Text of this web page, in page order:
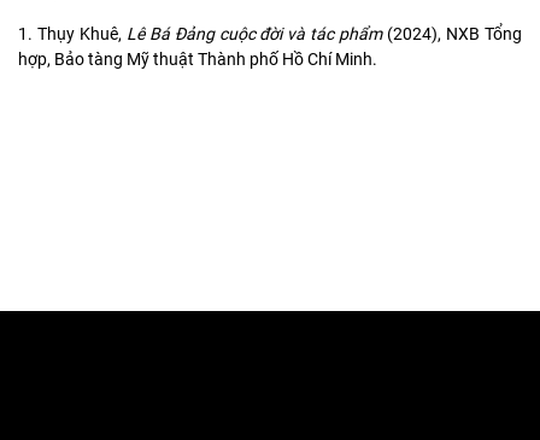
1. Thụy Khuê, Lê Bá Đảng cuộc đời và tác phẩm(2024), NXB Tổng
hợp, Bảo tàng Mỹ thuật Thành phố Hồ Chí Minh.